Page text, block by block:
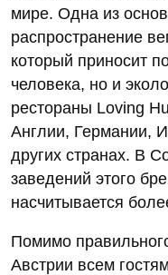
мире. Одна из
распространение
который приносит
человека, но и
рестораны Loving
Англии, Германии,
других странах. В
заведений этого
насчитывается
Помимо
Австрии всем